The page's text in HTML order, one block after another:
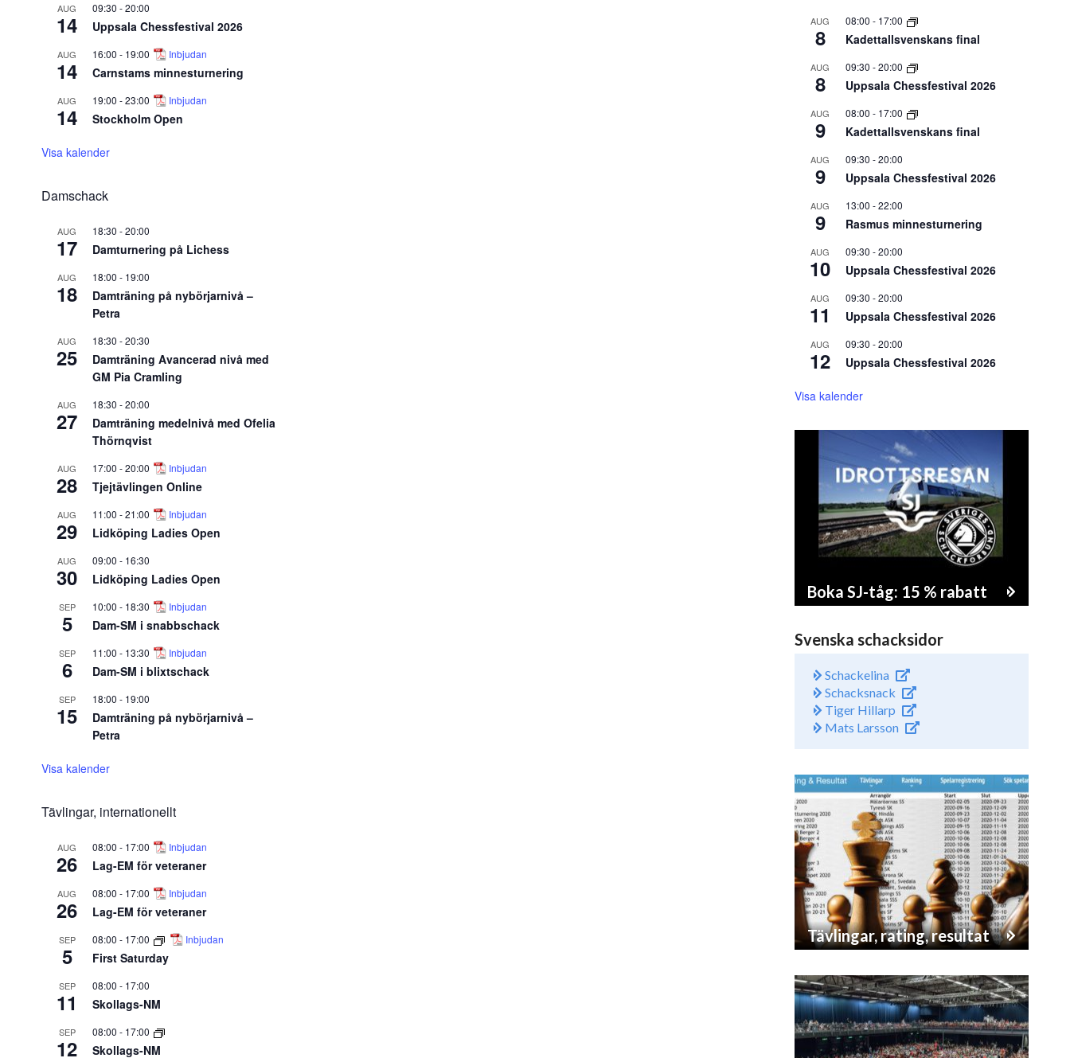
AUG
14
09:30 -20:00
Uppsala Chessfestival 2026
AUG
14
16:00 - 19:00 Inbjudan
Carnstams minnesturnering
AUG
14
19:00 -23:00 Inbjudan
Stockholm Open
Visa kalender
Damschack
AUG
17
18:30 -20:00
Damturnering på Lichess
AUG
18
18:00 - 19:00
Damträning på nybörjarnivå –
Petra
AUG
25
18:30 -20:30
Damträning Avancerad nivå med
GM Pia Cramling
AUG
27
18:30 -20:00
Damträning medelnivå med Ofelia
Thörnqvist
AUG
28
17:00 -20:00 Inbjudan
Tjejtävlingen Online
AUG
29
11:00 -21:00 Inbjudan
Lidköping Ladies Open
AUG
30
09:00 - 16:30
Lidköping Ladies Open
SEP
5
10:00 - 18:30 Inbjudan
Dam-SM i snabbschack
SEP
6
11:00 - 13:30 Inbjudan
Dam-SM i blixtschack
SEP
15
18:00 - 19:00
Damträning på nybörjarnivå –
Petra
Visa kalender
Tävlingar, internationellt
AUG
26
08:00 - 17:00 Inbjudan
Lag-EM för veteraner
AUG
26
08:00 - 17:00 Inbjudan
Lag-EM för veteraner
SEP
5
08:00 - 17:00 Inbjudan
First Saturday
SEP
11
08:00 - 17:00
Skollags-NM
SEP
12
08:00 - 17:00
Skollags-NM
AUG
8
08:00 - 17:00
Kadettallsvenskans final
AUG
8
09:30 -20:00
Uppsala Chessfestival 2026
AUG
9
08:00 - 17:00
Kadettallsvenskans final
AUG
9
09:30 -20:00
Uppsala Chessfestival 2026
AUG
9
13:00 -22:00
Rasmus minnesturnering
AUG
10
09:30 -20:00
Uppsala Chessfestival 2026
AUG
11
09:30 -20:00
Uppsala Chessfestival 2026
AUG
12
09:30 -20:00
Uppsala Chessfestival 2026
Visa kalender
Boka SJ-tåg: 15 % rabatt
Svenska schacksidor
Schackelina
Schacksnack
Tiger Hillarp
Mats Larsson
Tävlingar, rating, resultat